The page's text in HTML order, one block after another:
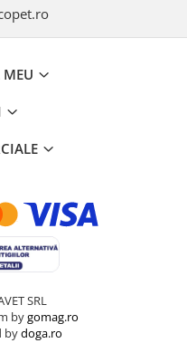
SRL
bygomag.ro
bydoga.ro